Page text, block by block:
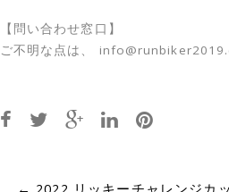
【問い合わせ窓口】
ご不明な点は、
← 2022 リッキーチャレンジカ